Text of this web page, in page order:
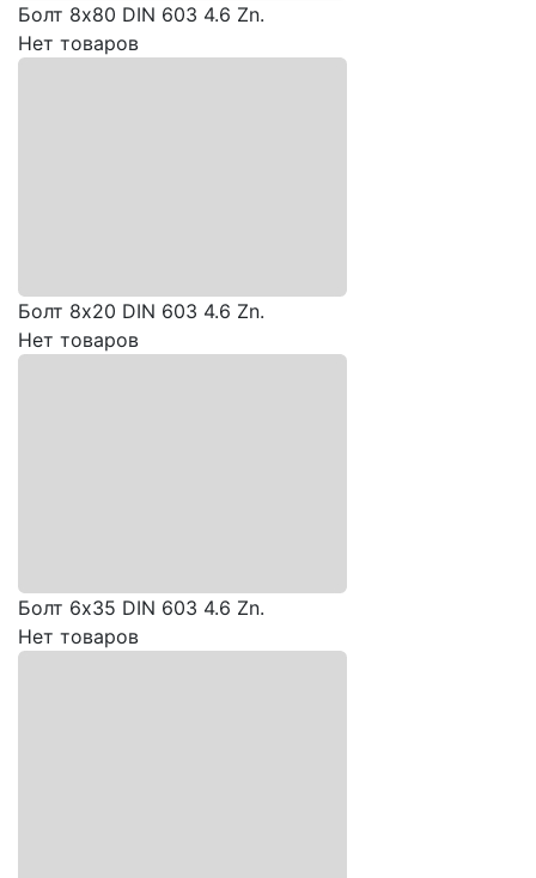
Болт 8х80 DIN 603 4.6 Zn.
Нет товаров
Болт 8х20 DIN 603 4.6 Zn.
Нет товаров
Болт 6х35 DIN 603 4.6 Zn.
Нет товаров